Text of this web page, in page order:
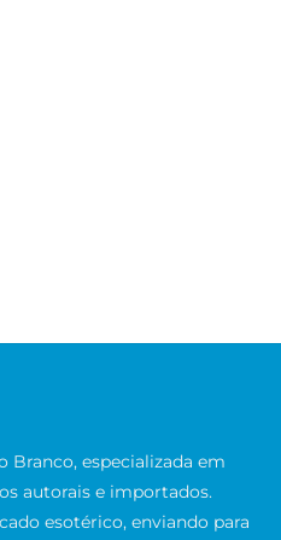
Branco, especializada em
autorais e importados.
esotérico, enviando para